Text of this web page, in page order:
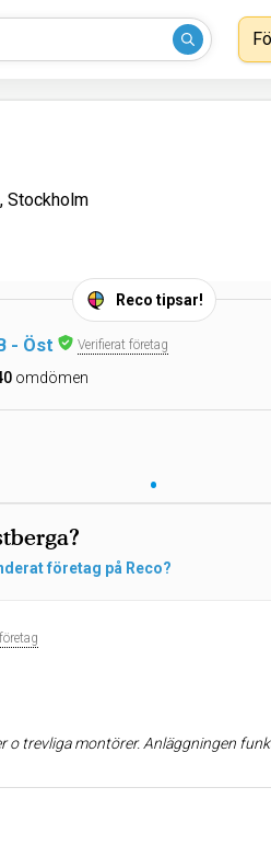
Stockholm
Reco tipsar!
- Öst Verifierat företag
omdömen
•
företag på Reco?
o trevliga montörer. Anläggningen